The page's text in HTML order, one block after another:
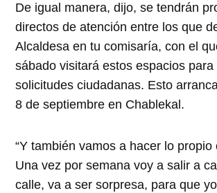
De igual manera, dijo, se tendrán
directos de atención entre los que
Alcaldesa en tu comisaría, con el
sábado visitará estos espacios
solicitudes ciudadanas. Esto
8 de septiembre en Chablekal.
“Y también vamos a hacer lo propio
Una vez por semana voy a salir a
calle, va a ser sorpresa, para que